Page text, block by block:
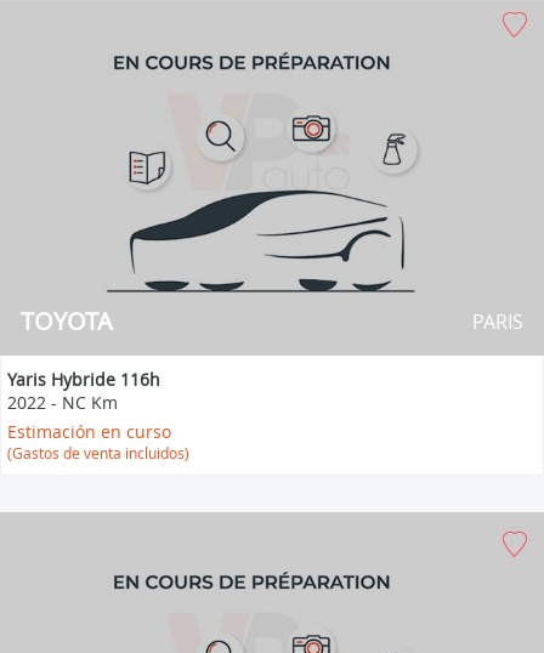
TOYOTA PARIS
Yaris Hybride 116h
2022 - NC Km
Estimación en curso
(Gastos de venta incluidos)